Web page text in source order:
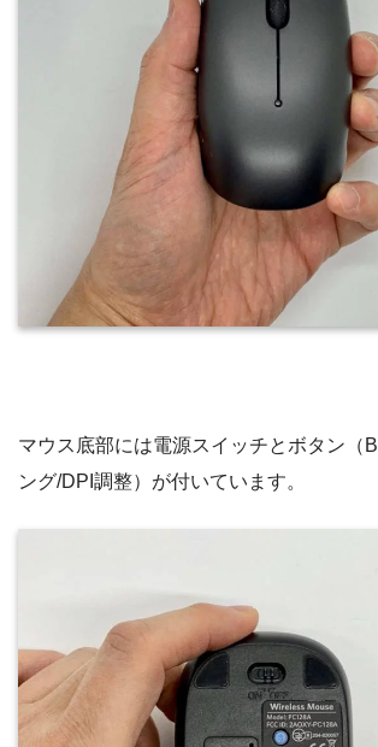
マウス底部には電源スイッチとボタン（
ング/DPI調整）が付いています。